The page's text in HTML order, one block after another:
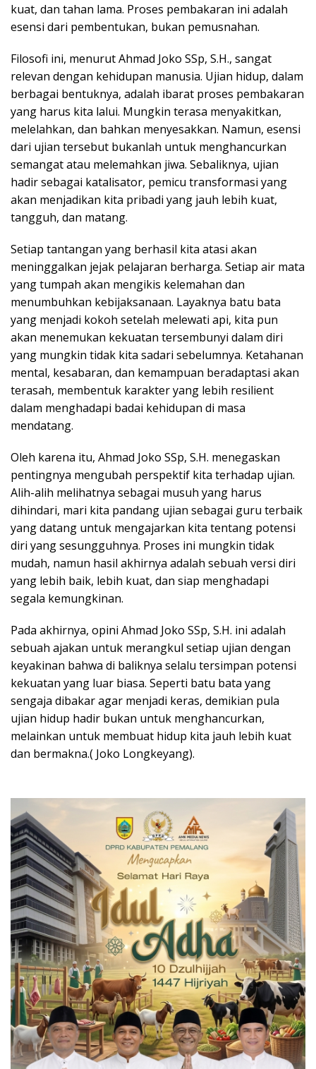
kuat, dan tahan lama. Proses pembakaran ini adalah
esensi dari pembentukan, bukan pemusnahan.
Filosofi ini, menurut Ahmad Joko SSp, S.H., sangat
relevan dengan kehidupan manusia. Ujian hidup, dalam
berbagai bentuknya, adalah ibarat proses pembakaran
yang harus kita lalui. Mungkin terasa menyakitkan,
melelahkan, dan bahkan menyesakkan. Namun, esensi
dari ujian tersebut bukanlah untuk menghancurkan
semangat atau melemahkan jiwa. Sebaliknya, ujian
hadir sebagai katalisator, pemicu transformasi yang
akan menjadikan kita pribadi yang jauh lebih kuat,
tangguh, dan matang.
Setiap tantangan yang berhasil kita atasi akan
meninggalkan jejak pelajaran berharga. Setiap air mata
yang tumpah akan mengikis kelemahan dan
menumbuhkan kebijaksanaan. Layaknya batu bata
yang menjadi kokoh setelah melewati api, kita pun
akan menemukan kekuatan tersembunyi dalam diri
yang mungkin tidak kita sadari sebelumnya. Ketahanan
mental, kesabaran, dan kemampuan beradaptasi akan
terasah, membentuk karakter yang lebih resilient
dalam menghadapi badai kehidupan di masa
mendatang.
Oleh karena itu, Ahmad Joko SSp, S.H. menegaskan
pentingnya mengubah perspektif kita terhadap ujian.
Alih-alih melihatnya sebagai musuh yang harus
dihindari, mari kita pandang ujian sebagai guru terbaik
yang datang untuk mengajarkan kita tentang potensi
diri yang sesungguhnya. Proses ini mungkin tidak
mudah, namun hasil akhirnya adalah sebuah versi diri
yang lebih baik, lebih kuat, dan siap menghadapi
segala kemungkinan.
Pada akhirnya, opini Ahmad Joko SSp, S.H. ini adalah
sebuah ajakan untuk merangkul setiap ujian dengan
keyakinan bahwa di baliknya selalu tersimpan potensi
kekuatan yang luar biasa. Seperti batu bata yang
sengaja dibakar agar menjadi keras, demikian pula
ujian hidup hadir bukan untuk menghancurkan,
melainkan untuk membuat hidup kita jauh lebih kuat
dan bermakna.( Joko Longkeyang).